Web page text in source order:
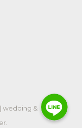
wedding &
Line
Line
Line